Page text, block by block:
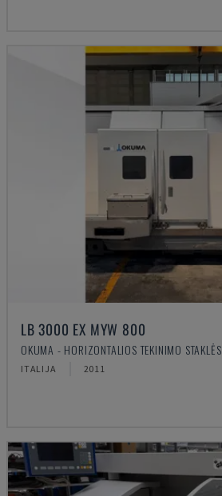
LB 3000 EX MYW 800
OKUMA - HORIZONTALIOS TEKINIMO STAKLĖS
ITALIJA 2011